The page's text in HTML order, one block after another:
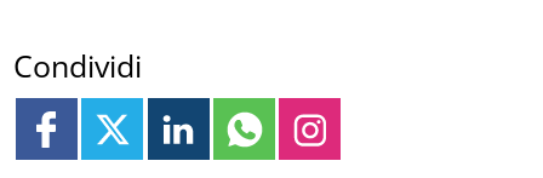
Condividi